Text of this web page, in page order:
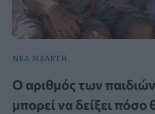
ΝΕΑ ΜΕΛΕΤΗ
Ο αριθμός των
μπορεί να δείξει